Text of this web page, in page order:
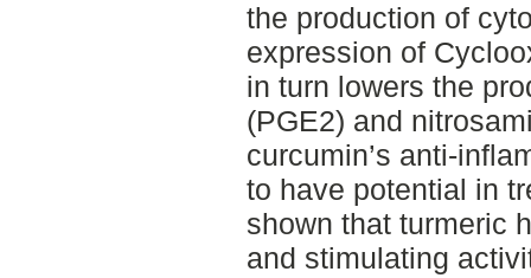
the production of
expression of
in turn lowers the
(PGE2) and
curcumin’s anti-
to have potential in
shown that turmeric
and stimulating